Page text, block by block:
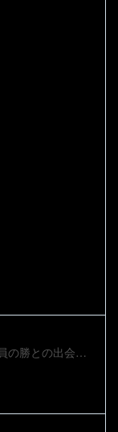
都心に勤めるＯＬ由里とビルの窓ふき清掃員の勝との出会い。 シナリオセンターの課題作でした。